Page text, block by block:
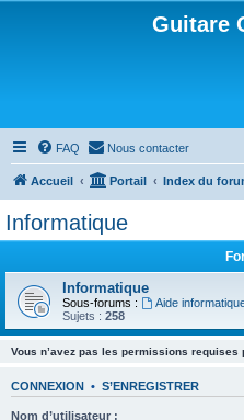
Guitare
FAQ Nous contacter
Accueil Portail Index du
Informatique
Informatique
Sous-forums : Aide
Sujets : 258
Vous n’avez pas les permissions
CONNEXION • S’ENREGISTRER
Nom d’utilisateur :